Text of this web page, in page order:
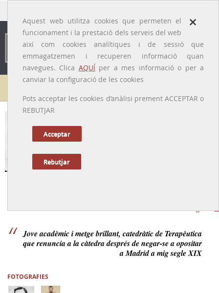
×
Aquest web utilitza cookies que permeten el
funcionament i la prestació dels serveis del web
així com cookies analítiques i de sessió que
emmagatzemen i recuperen informació quan
navegues. Clica AQUÍper a mes informació o per a
canviar la configuració de les cookies
Pots acceptar les cookies d’anàlisi prement ACCEPTAR o
REBUTJAR
Acceptar
Rebutjar
Galeria de metges
Tornar a la Biografia
Jove acadèmic i metge brillant, catedràtic de Terapèutica
que renuncia a la càtedra després de negar-se a opositar
a Madrid a mig segle XIX
FOTOGRAFIES